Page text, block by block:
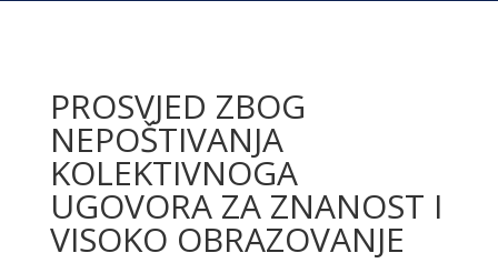
PROSVJED ZBOG
NEPOŠTIVANJA
KOLEKTIVNOGA
UGOVORA ZA ZNANOST I
VISOKO OBRAZOVANJE